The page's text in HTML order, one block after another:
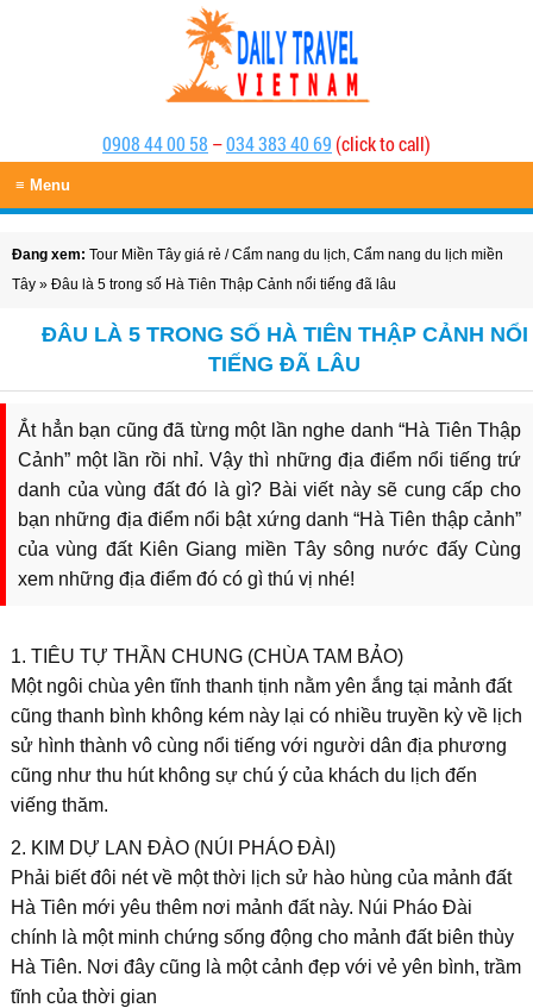
0908 44 00 58 –034 383 40 69 (click to call)
≡ Menu
Đang xem: Tour Miền Tây giá rẻ /Cẩm nang du lịch, Cẩm nang du lịch miền
Tây » Đâu là 5 trong số Hà Tiên Thập Cảnh nổi tiếng đã lâu
ĐÂU LÀ 5 TRONG SỐ HÀ TIÊN THẬP CẢNH NỔI
TIẾNG ĐÃ LÂU
Ắt hẳn bạn cũng đã từng một lần nghe danh “Hà Tiên Thập
Cảnh” một lần rồi nhỉ. Vậy thì những địa điểm nổi tiếng trứ
danh của vùng đất đó là gì? Bài viết này sẽ cung cấp cho
bạn những địa điểm nổi bật xứng danh “Hà Tiên thập cảnh”
của vùng đất Kiên Giang miền Tây sông nước đấy Cùng
xem những địa điểm đó có gì thú vị nhé!
1. TIÊU TỰ THẦN CHUNG (CHÙA TAM BẢO)
Một ngôi chùa yên tĩnh thanh tịnh nằm yên ắng tại mảnh đất
cũng thanh bình không kém này lại có nhiều truyền kỳ về lịch
sử hình thành vô cùng nổi tiếng với người dân địa phương
cũng như thu hút không sự chú ý của khách du lịch đến
viếng thăm.
2. KIM DỰ LAN ĐÀO (NÚI PHÁO ĐÀI)
Phải biết đôi nét về một thời lịch sử hào hùng của mảnh đất
Hà Tiên mới yêu thêm nơi mảnh đất này. Núi Pháo Đài
chính là một minh chứng sống động cho mảnh đất biên thùy
Hà Tiên. Nơi đây cũng là một cảnh đẹp với vẻ yên bình, trầm
tĩnh của thời gian